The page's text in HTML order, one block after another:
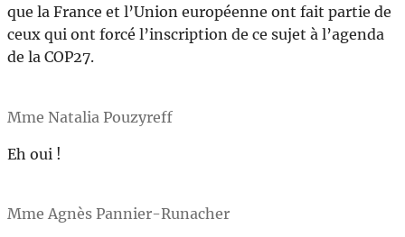
que la France et l’Union européenne ont fait partie de
ceux qui ont forcé l’inscription de ce sujet à l’agenda
de la COP27.
Mme Natalia Pouzyreff
Eh oui !
Mme Agnès Pannier-Runacher